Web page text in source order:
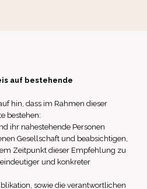
auf bestehende
hin, dass im Rahmen dieser
bestehen:
ihr nahestehende Personen
Gesellschaft und beabsichtigen,
Zeitpunkt dieser Empfehlung zu
und konkreter
sowie die verantwortlichen